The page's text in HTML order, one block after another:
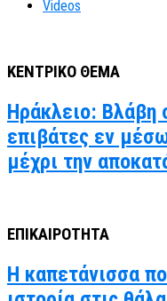
Videos
ΚΕΝΤΡΙΚΟ ΘΕΜΑ
Ηράκλειο: Βλάβη
επιβάτες εν
μέχρι την
ΕΠΙΚΑΙΡΟΤΗΤΑ
Η καπετάνισσα